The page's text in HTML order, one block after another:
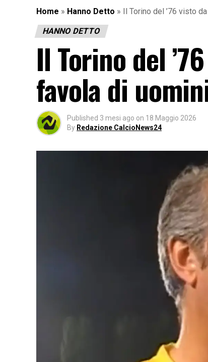
Home » Hanno Detto » Il Torino del ’76 visto
HANNO DETTO
Il Torino del
favola di
Published 3 mesi ago on 18 Maggio 2026
By Redazione CalcioNews24